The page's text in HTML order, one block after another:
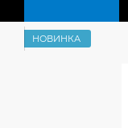
НОВИНКА